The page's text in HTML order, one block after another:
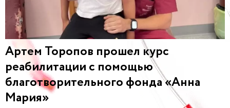
Артем Торопов прошел курс
реабилитации с помощью
благотворительного фонда «Анна
Мария»